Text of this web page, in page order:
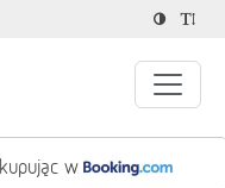
kupując w